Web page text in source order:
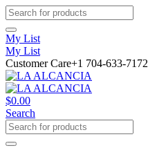
My List
My List
Customer Care+1 704-633-7172
$0.00
Search